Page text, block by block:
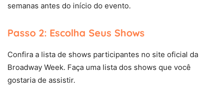
semanas antes do início do evento.
Passo 2: Escolha Seus Shows
Confira a lista de shows participantes no site oficial da
Broadway Week. Faça uma lista dos shows que você
gostaria de assistir.